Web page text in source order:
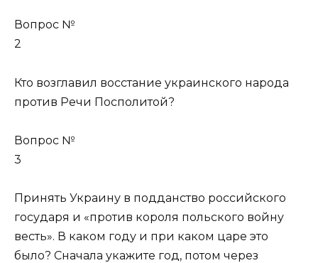
Вопрос №
2
Кто возглавил восстание украинского народа
против Речи Посполитой?
Вопрос №
3
Принять Украину в подданство российского
государя и «против короля польского войну
весть». В каком году и при каком царе это
было? Сначала укажите год, потом через